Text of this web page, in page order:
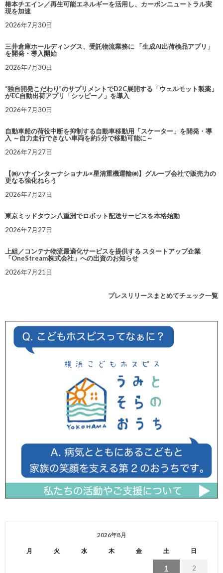
椿本チエイン／再生可能エネルギーを活用し、カーボンニュートラル実
現を加速
2026年7月30日
三井倉庫ホールディングス、受託物流業務に 「生成AI出荷検品アプリ」
を開発・導入開始
2026年7月30日
“独自開発こだわり”のサプリメントでD2C展開する「ウェルモット製薬」
がEC自動出荷アプリ「シッピーノ」を導入
2026年7月30日
自動車船の荷役中断を抑制する自動車移動用「スケーター」を開発・導
入 ～自力走行できない車両を約5分で移動可能に～
2026年7月27日
【㈱ハナインターナショナル×星清重機運輸㈱】グループ会社で販売力の
更なる強化ねらう
2026年7月27日
東京ミッドタウン八重洲でロボット配送サービスを本格始動
2026年7月27日
上組／コンテナ物流最適化サービスを提供する スタートアップ企業
「OneStream株式会社」への出資のお知らせ
2026年7月21日
プレスリリースまとめてチェック一覧
2026年8月
月 火 水 木 金 土 日
1 2